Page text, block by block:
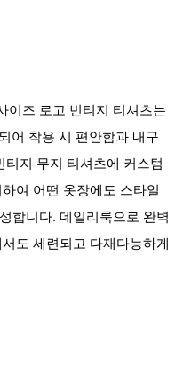
이즈 로고 빈티지 티셔츠는
어 착용 시 편안함과 내구
지 무지 티셔츠에 커스텀
여 어떤 옷장에도 스타일
합니다. 데일리룩으로 완벽
도 세련되고 다재다능하게